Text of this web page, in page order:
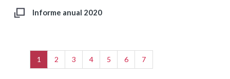
Informe anual 2020
1 2 3 4 5 6 7